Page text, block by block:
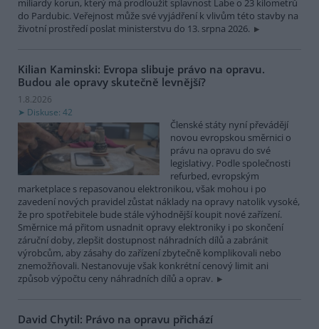
miliardy korun, který má prodloužit splavnost Labe o 23 kilometrů
do Pardubic. Veřejnost může své vyjádření k vlivům této stavby na
životní prostředí poslat ministerstvu do 13. srpna 2026.
Kilian Kaminski: Evropa slibuje právo na opravu.
Budou ale opravy skutečně levnější?
1.8.2026
Diskuse: 42
Členské státy nyní převádějí
novou evropskou směrnici o
právu na opravu do své
legislativy. Podle společnosti
refurbed, evropským
marketplace s repasovanou elektronikou, však mohou i po
zavedení nových pravidel zůstat náklady na opravy natolik vysoké,
že pro spotřebitele bude stále výhodnější koupit nové zařízení.
Směrnice má přitom usnadnit opravy elektroniky i po skončení
záruční doby, zlepšit dostupnost náhradních dílů a zabránit
výrobcům, aby zásahy do zařízení zbytečně komplikovali nebo
znemožňovali. Nestanovuje však konkrétní cenový limit ani
způsob výpočtu ceny náhradních dílů a oprav.
David Chytil: Právo na opravu přichází